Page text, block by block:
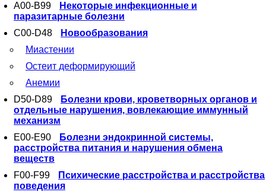
A00-B99
Некоторые инфекционные и
паразитарные болезни
C00-D48
Новообразования
Миастении
Остеит деформирующий
Анемии
D50-D89
Болезни крови, кроветворных органов и
отдельные нарушения, вовлекающие иммунный
механизм
E00-E90
Болезни эндокринной системы,
расстройства питания и нарушения обмена
веществ
F00-F99
Психические расстройства и расстройства
поведения